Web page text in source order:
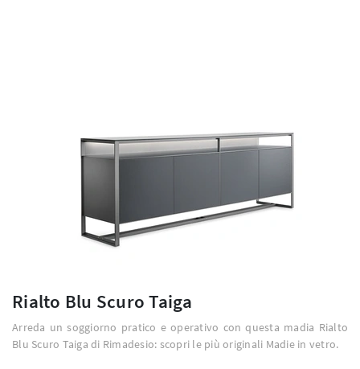
Rialto Blu Scuro Taiga
Arreda un soggiorno pratico e operativo con questa madia Rialto
Blu Scuro Taiga di Rimadesio: scopri le più originali Madie in vetro.